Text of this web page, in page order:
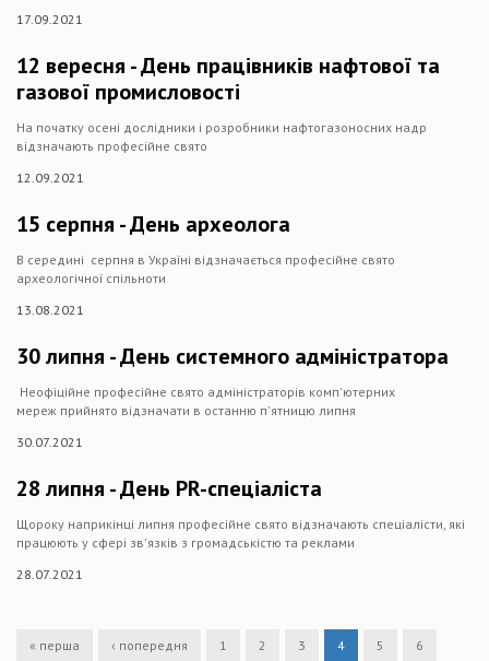
17.09.2021
12 вересня - День працівників нафтової та
газової промисловості
На початку осені дослідники і розробники нафтогазоносних надр
відзначають професійне свято
12.09.2021
15 серпня - День археолога
В середині серпня в Україні відзначається професійне свято
археологічної спільноти
13.08.2021
30 липня - День системного адміністратора
Неофіційне професійне свято адміністраторів комп'ютерних
мереж прийнято відзначати в останню п'ятницю липня
30.07.2021
28 липня - День PR-спеціаліста
Щороку наприкінці липня професійне свято відзначають спеціалісти, які
працюють у сфері зв'язків з громадськістю та реклами
28.07.2021
« перша ‹ попередня 1 2 3 4 5 6